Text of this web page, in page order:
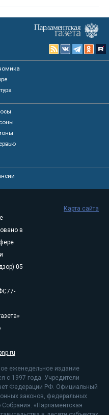
в
05
еженедельное издание
с 1997 года. Учредители
Федерации РФ. Официальный
законов, федеральных
«Парламентская
Карта сайта